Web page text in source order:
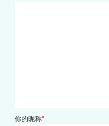
你的昵称*